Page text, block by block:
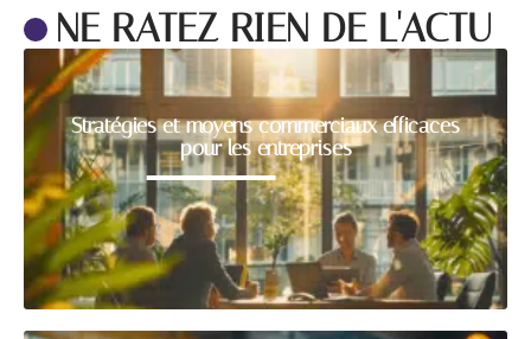
NE RATEZ RIEN DE L'ACTU
Stratégies et moyens commerciaux efficaces
pour les entreprises